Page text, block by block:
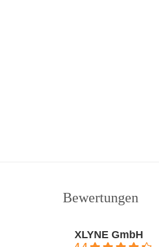
Bewertungen
XLYNE GmbH